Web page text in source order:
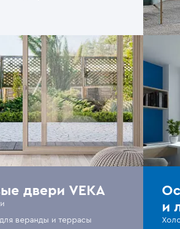
двери VEKA
веранды и террасы
и